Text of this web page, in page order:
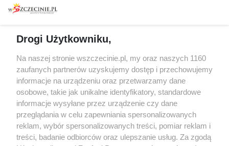
Spacery i oprowadzania
targi
Wernisaże
Więcej
Specjalny koncert z okazji
20. urodzin portalu
wSzczecinie.pl
Regulamin konkursów
śniadaniówka "Hej
Szczecin! Jest piątek!"
Drogi Użytkowniku,
Na naszej stronie wszczecinie.pl, my oraz naszych 1160
zaufanych partnerów uzyskujemy dostęp i przechowujemy
informacje na urządzeniu oraz przetwarzamy dane
osobowe, takie jak unikalne identyfikatory, standardowe
informacje wysyłane przez urządzenie czy dane
przeglądania w celu zapewniania spersonalizowanych
reklam, wybór spersonalizowanych treści, pomiar reklam i
treści, badanie odbiorców oraz ulepszanie usług. Za zgodą